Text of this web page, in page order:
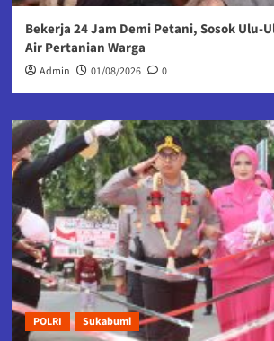
Bekerja 24 Jam Demi Petani, Sosok Ulu-
Air Pertanian Warga
Admin 01/08/2026 0
POLRI Sukabumi